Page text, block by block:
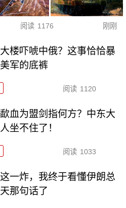
阅读 1176 刚刚
楼吓唬中俄？这事恰恰暴
军的底裤
阅读 1120
血为盟剑指何方？中东大
坐不住了！
阅读 1033
一炸，我终于看懂伊朗总
那句话了